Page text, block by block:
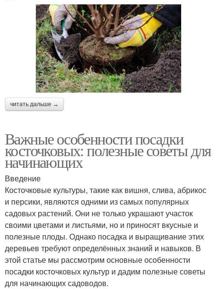
читать дальше →
Важные особенности посадки
косточковых: полезные советы для
начинающих
Введение
Косточковые культуры, такие как вишня, слива, абрикос
и персики, являются одними из самых популярных
садовых растений. Они не только украшают участок
своими цветами и листьями, но и приносят вкусные и
полезные плоды. Однако посадка и выращивание этих
деревьев требуют определённых знаний и навыков. В
этой статье мы рассмотрим основные особенности
посадки косточковых культур и дадим полезные советы
для начинающих садоводов.